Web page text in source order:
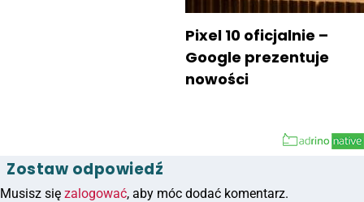
Pixel 10 oficjalnie –
Google prezentuje
nowości
Zostaw odpowiedź
Musisz się zalogować, aby móc dodać komentarz.